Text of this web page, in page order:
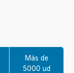
Más de
5000 ud